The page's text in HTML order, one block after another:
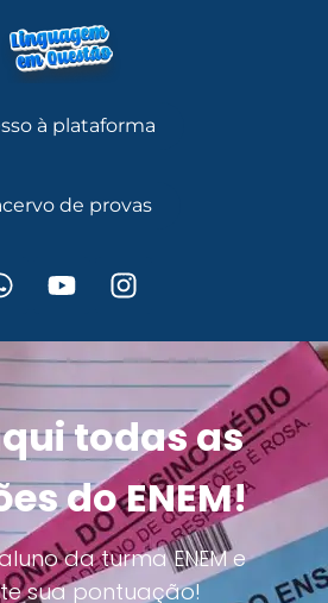
à plataforma
de provas
todas as
do ENEM!
da turma ENEM e
sua pontuação!